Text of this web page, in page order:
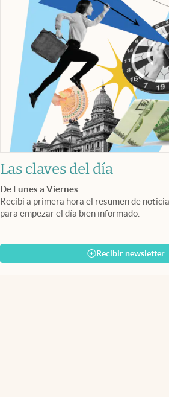
Las claves del día
De Lunes a Viernes
Recibí a primera hora el resumen de
para empezar el día bien informado.
Recibir newsletter